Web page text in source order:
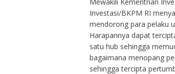
Investasi/BKPM RI
mendorong para pelaku
Harapannya dapat
satu hub sehingga
bagaimana menopang
sehingga tercipta